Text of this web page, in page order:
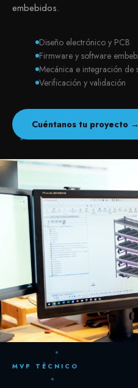
embebidos.
Diseño electrónico y PCB
Firmware y software
Mecánica e integración de
Verificación y validación
Cuéntanos tu proyecto →
MVP TÉCNICO